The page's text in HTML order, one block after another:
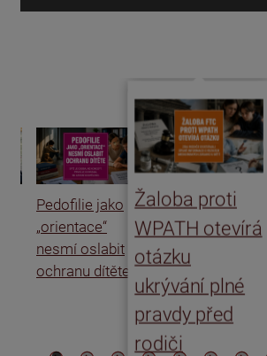
Pedofilie jako
„orientace“
nesmí oslabit
ochranu dítěte
Žaloba proti
WPATH otevírá
otázku
ukrývání plné
pravdy před
rodiči